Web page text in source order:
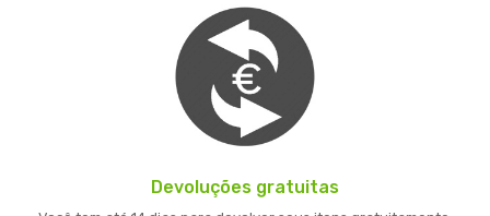
Devoluções gratuitas